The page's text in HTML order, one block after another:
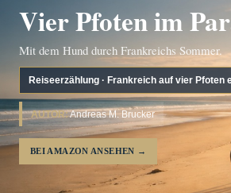
Vier Pfoten im
Mit dem Hund durch Frankreichs Sommer.
Reiseerzählung · Frankreich auf vier Pfoten
AUTOR:Andreas M. Brucker
BEI AMAZON ANSEHEN →